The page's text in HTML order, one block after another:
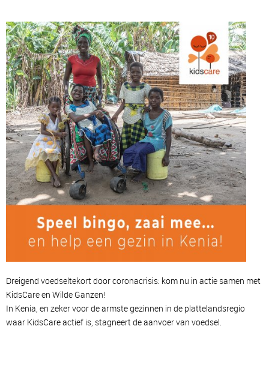
Dreigend voedseltekort door coronacrisis: kom nu in actie samen met
KidsCare en Wilde Ganzen!
In Kenia, en zeker voor de armste gezinnen in de plattelandsregio
waar KidsCare actief is, stagneert de aanvoer van voedsel.